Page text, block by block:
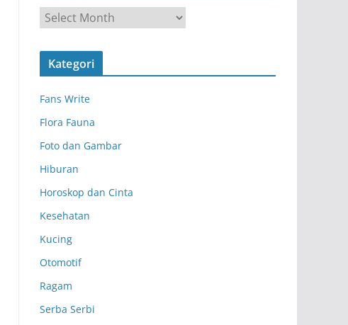
r
s
Kategori
Fans Write
Flora Fauna
Foto dan Gambar
Hiburan
Horoskop dan Cinta
Kesehatan
Kucing
Otomotif
Ragam
Serba Serbi